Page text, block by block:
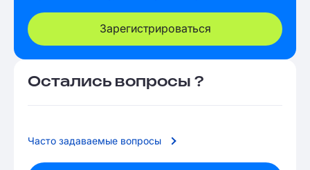
Зарегистрироваться
Остались вопросы ?
Часто задаваемые вопросы